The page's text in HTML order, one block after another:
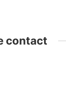
contact